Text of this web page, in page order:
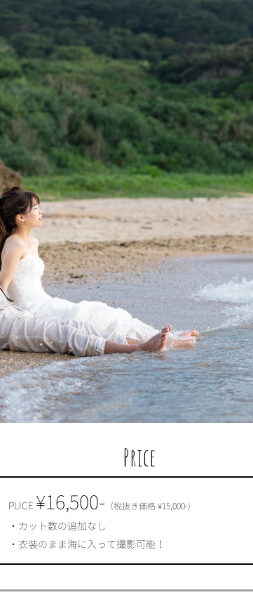
Price
PLICE ¥16,500- （税抜き価格 ¥15,000-)
・カット数の追加なし
・衣装のまま海に入って撮影可能！